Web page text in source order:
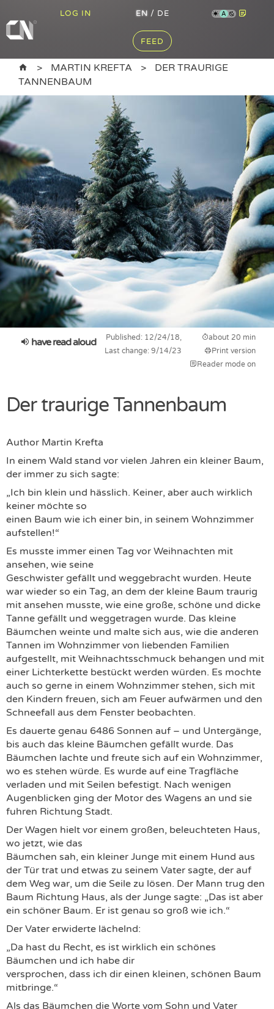
FEED
LOG IN EN / DE A
MARTIN KREFTA
DER TRAURIGE
TANNENBAUM
have read aloud
Published: 12/24/18,
Last change: 9/14/23
about 20 min
Print version
Reader mode on
Der traurige Tannenbaum
Author Martin Krefta
In einem Wald stand vor vielen Jahren ein kleiner Baum,
der immer zu sich sagte:
„Ich bin klein und hässlich. Keiner, aber auch wirklich
keiner möchte so
einen Baum wie ich einer bin, in seinem Wohnzimmer
aufstellen!“
Es musste immer einen Tag vor Weihnachten mit
ansehen, wie seine
Geschwister gefällt und weggebracht wurden. Heute
war wieder so ein Tag, an dem der kleine Baum traurig
mit ansehen musste, wie eine große, schöne und dicke
Tanne gefällt und weggetragen wurde. Das kleine
Bäumchen weinte und malte sich aus, wie die anderen
Tannen im Wohnzimmer von liebenden Familien
aufgestellt, mit Weihnachtsschmuck behangen und mit
einer Lichterkette bestückt werden würden. Es mochte
auch so gerne in einem Wohnzimmer stehen, sich mit
den Kindern freuen, sich am Feuer aufwärmen und den
Schneefall aus dem Fenster beobachten.
Es dauerte genau 6486 Sonnen auf – und Untergänge,
bis auch das kleine Bäumchen gefällt wurde. Das
Bäumchen lachte und freute sich auf ein Wohnzimmer,
wo es stehen würde. Es wurde auf eine Tragfläche
verladen und mit Seilen befestigt. Nach wenigen
Augenblicken ging der Motor des Wagens an und sie
fuhren Richtung Stadt.
Der Wagen hielt vor einem großen, beleuchteten Haus,
wo jetzt, wie das
Bäumchen sah, ein kleiner Junge mit einem Hund aus
der Tür trat und etwas zu seinem Vater sagte, der auf
dem Weg war, um die Seile zu lösen. Der Mann trug den
Baum Richtung Haus, als der Junge sagte: „Das ist aber
ein schöner Baum. Er ist genau so groß wie ich.“
Der Vater erwiderte lächelnd:
„Da hast du Recht, es ist wirklich ein schönes
Bäumchen und ich habe dir
versprochen, dass ich dir einen kleinen, schönen Baum
mitbringe.“
Als das Bäumchen die Worte vom Sohn und Vater